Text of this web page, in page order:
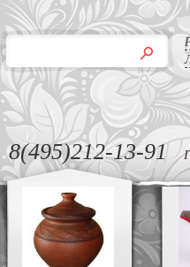
8(495)212-13-91